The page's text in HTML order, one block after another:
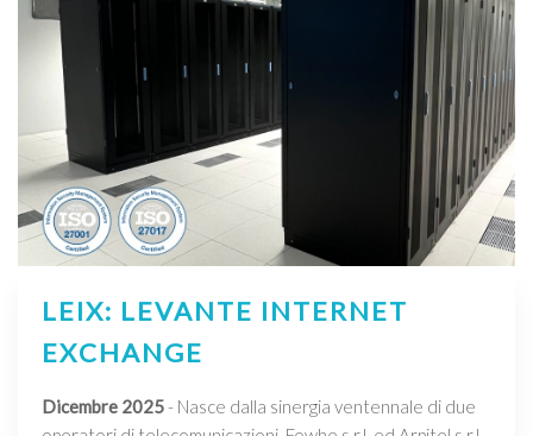
LEIX: LEVANTE INTERNET
EXCHANGE
Dicembre 2025- Nasce dalla sinergia ventennale di due